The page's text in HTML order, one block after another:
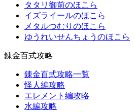
タタリ御前のほこら
イズライールのほこら
メタルつむりのほこら
ゆうれいせんちょうのほこら
錬金百式攻略
錬金百式攻略一覧
怪人編攻略
エレメント編攻略
水編攻略